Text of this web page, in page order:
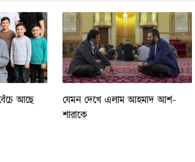
আছে
যেমন দেখে এলাম আহমাদ আশ-
শারাকে